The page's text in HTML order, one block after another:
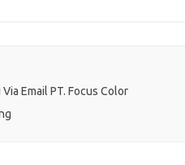
Email PT. Focus Color